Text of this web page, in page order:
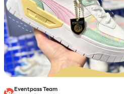
Eventpass Team